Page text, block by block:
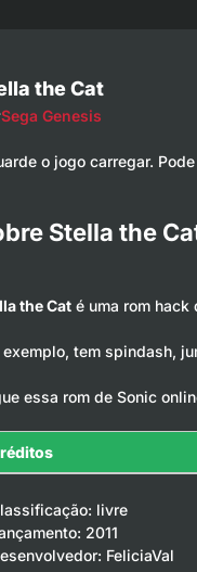
the Cat
Sega Genesis
o jogo carregar.
Stella the
the Cat é uma rom
exemplo, tem spindash,
essa rom de Sonic
livre
2011
FeliciaVal